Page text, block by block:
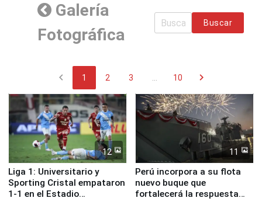
Galería
Fotográfica
Buscar
chevron_left 1 2 3 10 chevron_right
12
Liga 1: Universitario y
Sporting Cristal empataron
1-1 en el Estadio
11
Perú incorpora a su flota
nuevo buque que
fortalecerá la respuesta